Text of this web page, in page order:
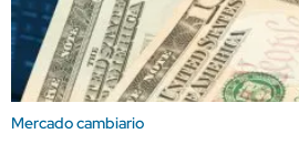
Mercado cambiario